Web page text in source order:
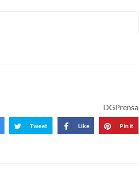
DGPrensa
Tweet Like Pin it